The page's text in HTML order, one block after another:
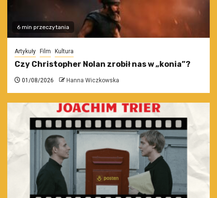
6 min przeczytania
Artykuły Film Kultura
Czy Christopher Nolan zrobił nas w „konia”?
01/08/2026 Hanna Wiczkowska